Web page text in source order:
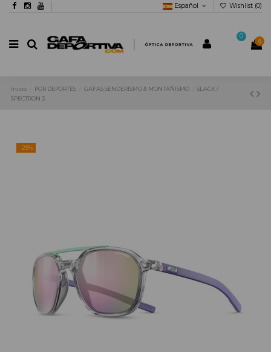
Español Wishlist (0)
0
0
Inicio POR DEPORTES GAFAS SENDERISMO & MONTAÑISMO
SLACK /
SPECTRON 3
-25%